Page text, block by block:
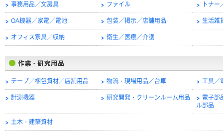
事務用品／文房具 ファイル トナ
OA機器／家電／電池 包装／掲示／店舗用品 生活雑
オフィス家具／収納 衛生／医療／介護
テープ／梱包資材／店舗用品 物流・現場用品／台車 工具／
計測機器 研究開発・クリーンルーム用品
電子部
ル部品
土木・建築資材